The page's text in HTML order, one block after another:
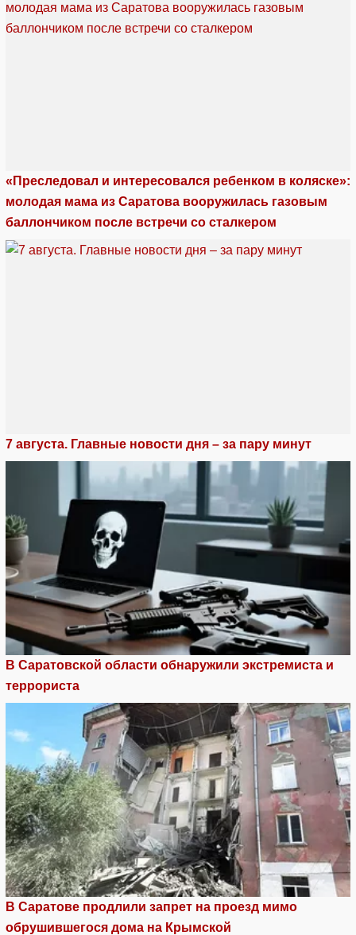
«Преследовал и интересовался ребенком в коляске»:
молодая мама из Саратова вооружилась газовым
баллончиком после встречи со сталкером
7 августа. Главные новости дня – за пару минут
В Саратовской области обнаружили экстремиста и
террориста
В Саратове продлили запрет на проезд мимо
обрушившегося дома на Крымской